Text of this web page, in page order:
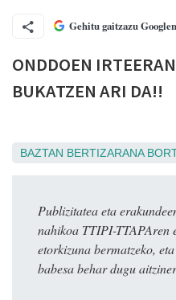
Gehitu gaitzazu Googlen
ONDDOEN
BUKATZEN ARI DA!!
BAZTAN BERTIZARANA
Publizitatea eta
nahikoa TTIPI-TTAPAren
etorkizuna bermatzeko,
babesa behar dugu